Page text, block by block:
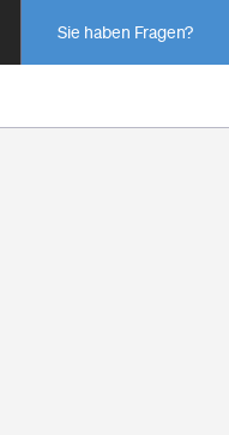
Sie haben Fragen?